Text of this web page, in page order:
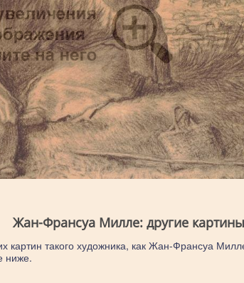
Жан-Франсуа Милле: другие
картин такого художника, как Жан-Франсуа
ниже.